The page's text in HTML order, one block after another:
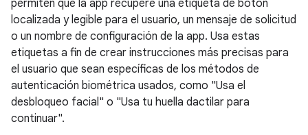
permiten que la app recupere una etiqueta de botón
localizada y legible para el usuario, un mensaje de solicitud
o un nombre de configuración de la app. Usa estas
etiquetas a fin de crear instrucciones más precisas para
el usuario que sean específicas de los métodos de
autenticación biométrica usados, como "Usa el
desbloqueo facial" o "Usa tu huella dactilar para
continuar".